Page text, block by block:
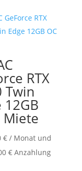
RTX
Twin
12GB
Miete
€ / Monat und
€ Anzahlung